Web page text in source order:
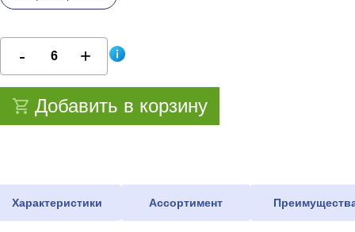
Добавить в корзину
Характеристики Ассортимент